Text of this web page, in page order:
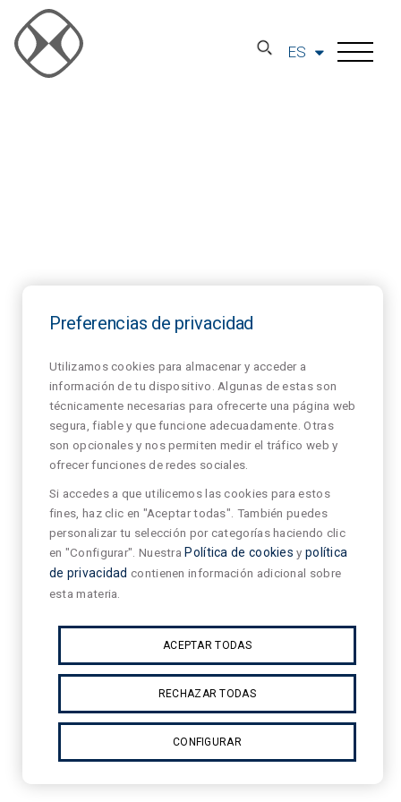
ES
Preferencias de privacidad
Utilizamos cookies para almacenar y acceder a
información de tu dispositivo. Algunas de estas son
técnicamente necesarias para ofrecerte una página web
segura, fiable y que funcione adecuadamente. Otras
son opcionales y nos permiten medir el tráfico web y
ofrecer funciones de redes sociales.
Si accedes a que utilicemos las cookies para estos
fines, haz clic en "Aceptar todas". También puedes
personalizar tu selección por categorías haciendo clic
en "Configurar". Nuestra Política de cookies y política
de privacidad contienen información adicional sobre
esta materia.
ACEPTAR TODAS
RECHAZAR TODAS
CONFIGURAR